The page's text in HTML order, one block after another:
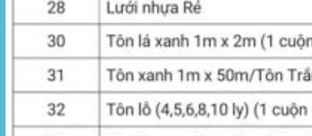
Bạt lót ao hồ
Bạt nhựa đen HDPE
Màng chống thấm HDPE
Sản Phẩm Dù Che Ngoài Trời
Dù che nắng
Dù che quán cafe
Dù che sự kiện
Dù lệch tâm
Sản Phẩm Mái Che Di Động
Mái hiên di động